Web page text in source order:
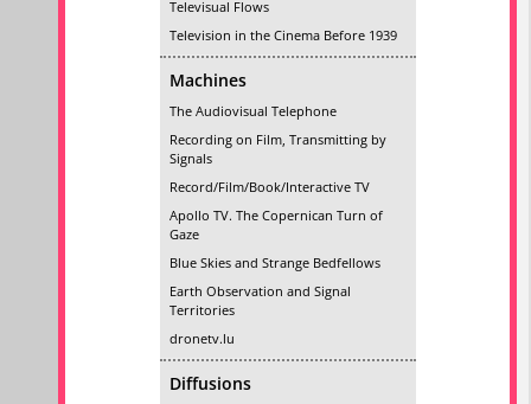
Televisual Flows
Television in the Cinema Before 1939
Machines
The Audiovisual Telephone
Recording on Film, Transmitting by
Signals
Record/Film/Book/Interactive TV
Apollo TV. The Copernican Turn of
Gaze
Blue Skies and Strange Bedfellows
Earth Observation and Signal
Territories
dronetv.lu
Diffusions